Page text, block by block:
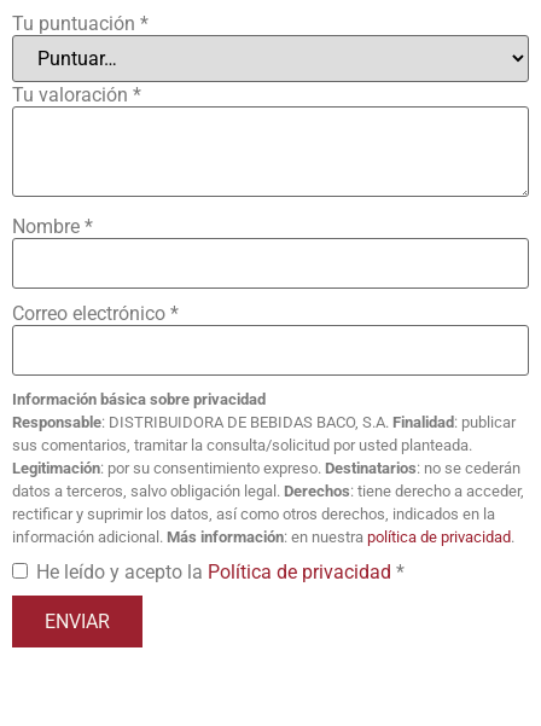
Tu puntuación *
Tu valoración *
Nombre *
Correo electrónico *
Información básica sobre privacidad
Responsable: DISTRIBUIDORA DE BEBIDAS BACO, S.A. Finalidad : publicar
sus comentarios, tramitar la consulta/solicitud por usted planteada.
Legitimación: por su consentimiento expreso. Destinatarios: no se cederán
datos a terceros, salvo obligación legal. Derechos: tiene derecho a acceder,
rectificar y suprimir los datos, así como otros derechos, indicados en la
información adicional. Más información: en nuestra política de privacidad.
He leído y acepto la Política de privacidad *